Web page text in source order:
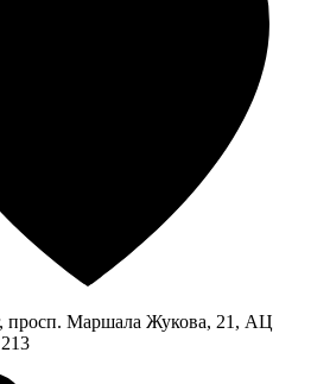
просп. Маршала Жукова, 21, АЦ